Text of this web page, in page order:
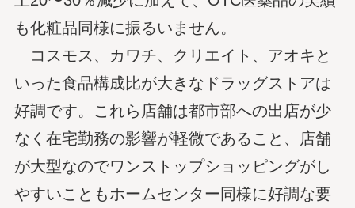
も化粧品同様に振るいません。
コスモス、カワチ、クリエイト、アオキと
いった食品構成比が大きなドラッグストアは
好調です。これら店舗は都市部への出店が少
なく在宅勤務の影響が軽微であること、店舗
が大型なのでワンストップショッピングがし
やすいこともホームセンター同様に好調な要